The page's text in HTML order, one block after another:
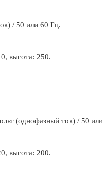
/ 50 или 60 Гц.
высота: 250.
(однофазный ток) / 50
высота: 200.